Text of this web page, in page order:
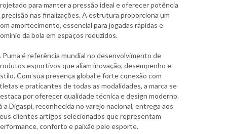
para manter a pressão ideal e oferecer potência
precisão nas finalizações. A estrutura proporciona um
amortecimento, essencial para jogadas rápidas e
da bola em espaços reduzidos.
Puma é referência mundial no desenvolvimento de
esportivos que aliam inovação, desempenho e
Com sua presença global e forte conexão com
e praticantes de todas as modalidades, a marca se
por oferecer qualidade técnica e design moderno.
a Digaspi, reconhecida no varejo nacional, entrega aos
clientes artigos selecionados que representam
conforto e paixão pelo esporte.